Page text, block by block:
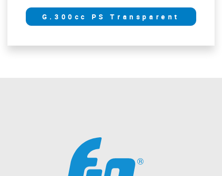
G.300cc PS Transparent